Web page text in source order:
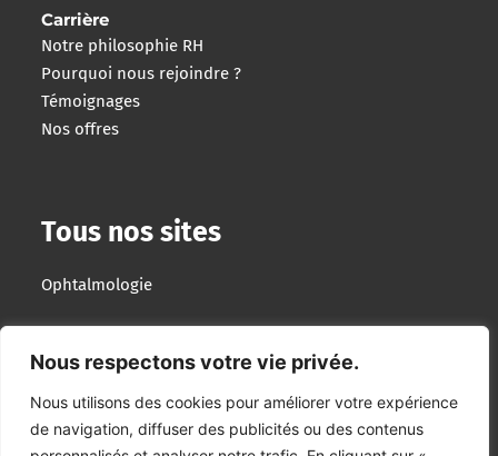
Nous respectons votre vie privée.
Nous utilisons des cookies pour améliorer votre expérience
de navigation, diffuser des publicités ou des contenus
Carrière
Notre philosophie RH
Pourquoi nous rejoindre ?
Témoignages
Nos offres
Tous nos sites
Ophtalmologie
Groupe Lumibird